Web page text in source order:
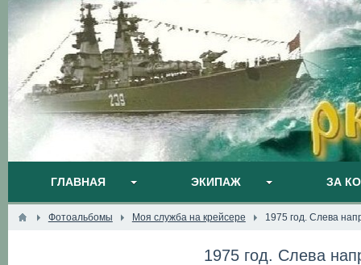
ГЛАВНАЯ ЭКИПАЖ ЗА
Фотоальбомы Моя служба на крейсере 1975 год. Слева
1975 год. Слева